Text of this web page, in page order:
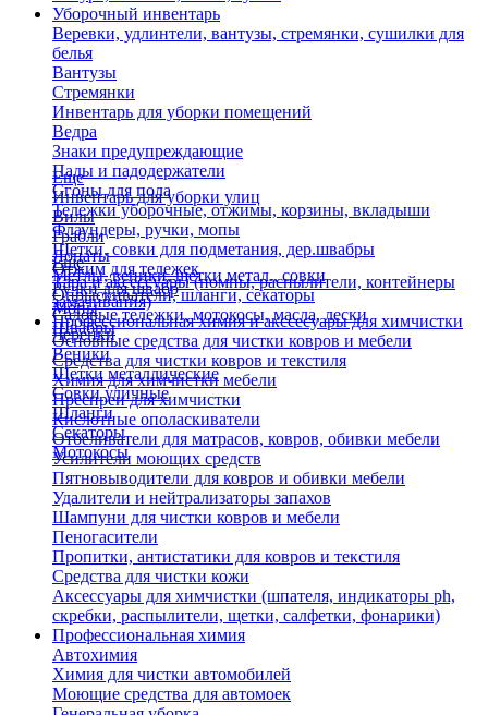
Уборочный инвентарь
Веревки, удлинтели, вантузы, стремянки, сушилки для
белья
Вантузы
Стремянки
Инвентарь для уборки помещений
Ведра
Знаки предупреждающие
Пады и падодержатели
Сгоны для пола
Тележки уборочные, отжимы, корзины, вкладыши
Флаундеры, ручки, мопы
Щетки, совки для подметания, дер.швабры
Отжим для тележек
Ручки для швабр
Мопы
Швабры
Еще
Инвентарь для уборки улиц
Вилы
Грабли
Лопаты
Метлы, веники, щетки метал., совки
Опрыскиватели, шланги, секаторы
Садовые тележки, мотокосы, масла, лески
Черенки
Веники
Щетки металлические
Совки уличные
Шланги
Секаторы
Мотокосы
Еще
Тара и аксессуары (помпы, распылители, контейнеры
замачивания)
Профессиональная химия и акссесуары для химчистки
Основные средства для чистки ковров и мебели
Средства для чистки ковров и текстиля
Химия для химчистки мебели
Преспреи для химчистки
Кислотные ополаскиватели
Отбеливатели для матрасов, ковров, обивки мебели
Усилители моющих средств
Пятновыводители для ковров и обивки мебели
Удалители и нейтрализаторы запахов
Шампуни для чистки ковров и мебели
Пеногасители
Пропитки, антистатики для ковров и текстиля
Средства для чистки кожи
Аксессуары для химчистки (шпателя, индикаторы ph,
скребки, распылители, щетки, салфетки, фонарики)
Профессиональная химия
Автохимия
Химия для чистки автомобилей
Моющие средства для автомоек